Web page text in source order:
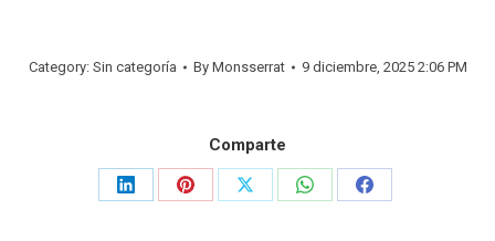
Category: Sin categoría By Monsserrat 9 diciembre, 2025 2:06 PM
Comparte
Share
Share
Share
Share
Share